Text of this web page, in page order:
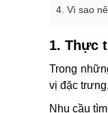
4. Vì sao
1. Thực
Trong
vị đặc
Nhu cầu